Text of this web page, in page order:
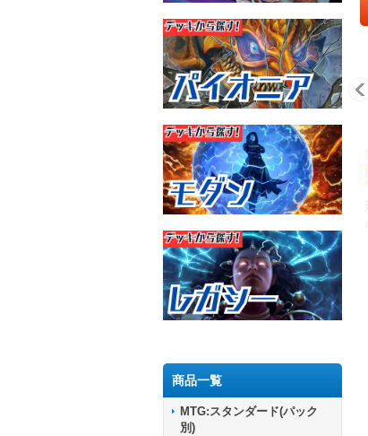
商品一覧
MTG:スタンダード(パック
別)